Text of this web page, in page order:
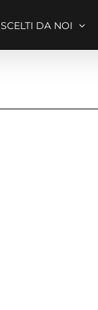
SCELTI DA NOI